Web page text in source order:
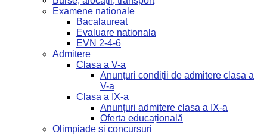
Examene nationale
Bacalaureat
Evaluare nationala
EVN 2-4-6
Admitere
Clasa a V-a
Anunțuri condiții de admitere clasa a
V-a
Clasa a IX-a
Anunțuri admitere clasa a IX-a
Oferta educațională
Olimpiade si concursuri